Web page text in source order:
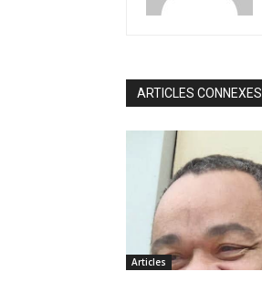
ARTICLES CONNEXES
Articles